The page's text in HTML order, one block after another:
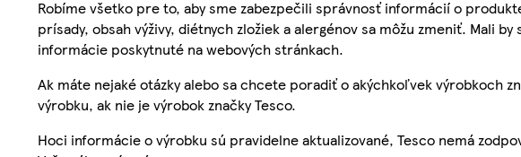
Robíme všetko pre to, aby sme zabezpečili správnosť informácií o
prísady, obsah výživy, diétnych zložiek a alergénov sa môžu zmeniť. Mali
informácie poskytnuté na webových stránkach.
Ak máte nejaké otázky alebo sa chcete poradiť o akýchkoľvek výrobkoch
výrobku, ak nie je výrobok značky Tesco.
Hoci informácie o výrobku sú pravidelne aktualizované, Tesco nemá